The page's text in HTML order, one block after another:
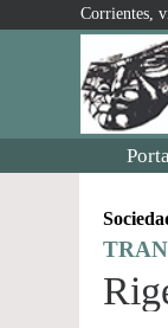
Corrientes,